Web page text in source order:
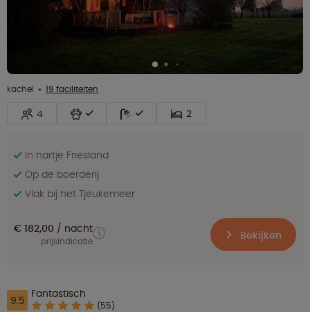
kachel 19 faciliteiten
4 2
In hartje Friesland
Op de boerderij
Vlak bij het Tjeukemeer
€ 182,00 nacht
prijsindicatie Bekijken
9.5 Fantastisch
(55)